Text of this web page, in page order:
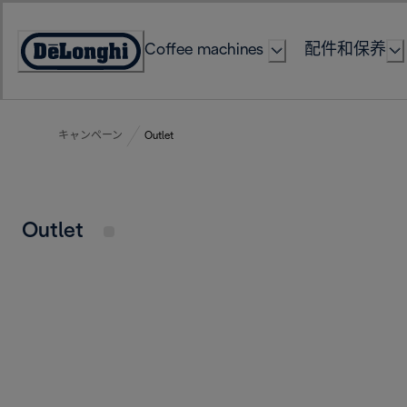
Content
Accessibility
Coffee machines 配件和保养
キャンペーン Outlet
Outlet